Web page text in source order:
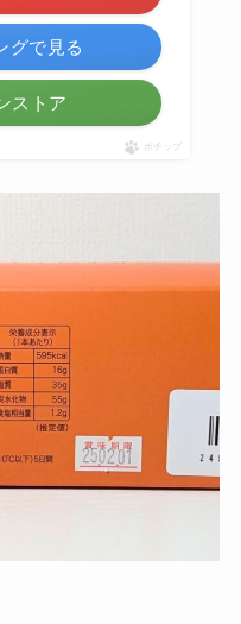
グで見る
ストア
ポチップ